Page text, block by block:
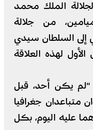
الملك محمد
من جلالة
إلى السلطان سيدي
لهذه العلاقة
“لم يكن أحد، قبل
متباعدان جغرافيا
عليه اليوم، بكل